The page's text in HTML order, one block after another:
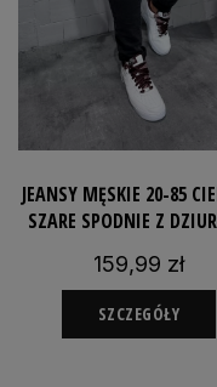
JEANSY MĘSKIE 20-85
SZARE SPODNIE Z
159,99 zł
SZCZEGÓŁY